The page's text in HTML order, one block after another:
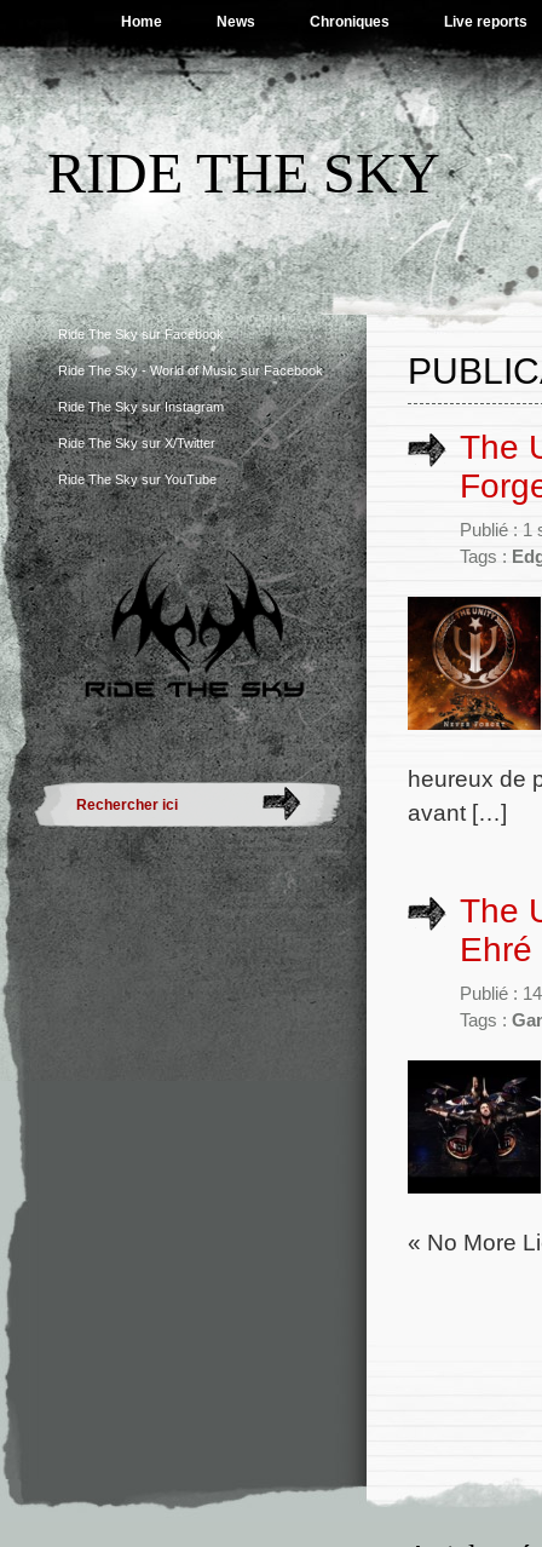
Home News Chroniques Live reports
RIDE THE SKY
Ride The Sky sur Facebook
Ride The Sky - World of Music sur Facebook
Ride The Sky sur Instagram
Ride The Sky sur X/Twitter
Ride The Sky sur YouTube
The
Publié : 1
Tags :
heureux de
avant […]
The
Publié :
Tags :
« No More